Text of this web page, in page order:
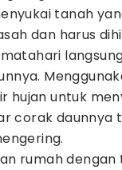
tanah
dan harus
hujan untuk
corak daunnya
rumah dengan